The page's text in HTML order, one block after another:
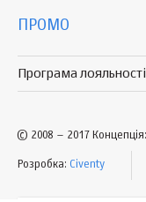
ПРОМО
Програма
© 2008 – 2017
Розробка: Civenty